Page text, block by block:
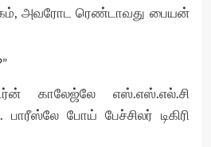
அவரோட ரெண்டாவது பையன்
காலேஜ்லே எஸ்.எஸ்.எல்.சி
பாரீஸ்லே போய் பேச்சிலர் டிகிரி